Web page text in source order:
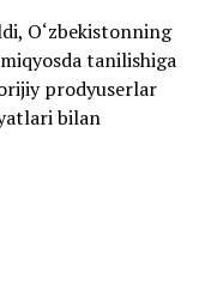
O‘zbekistonning
tanilishiga
prodyuserlar
bilan